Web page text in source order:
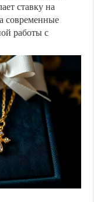
ставку на
современные
работы с